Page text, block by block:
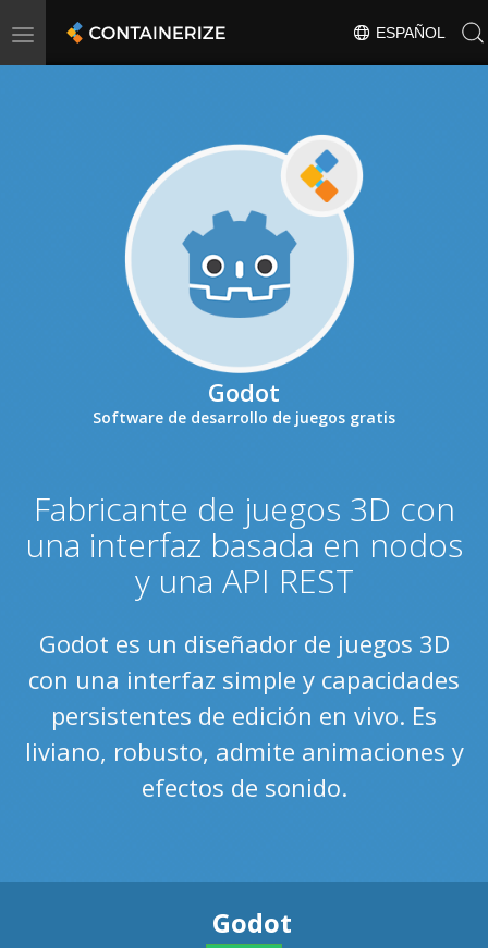
Toggle
ESPAÑOL
Godot
Software de desarrollo de juegos gratis
Fabricante de juegos 3D con
una interfaz basada en nodos
y una API REST
Godot es un diseñador de juegos 3D
con una interfaz simple y capacidades
persistentes de edición en vivo. Es
liviano, robusto, admite animaciones y
efectos de sonido.
Godot